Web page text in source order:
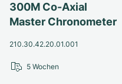
300M Co-Axial
Master Chronometer
210.30.42.20.01.001
5 Wochen